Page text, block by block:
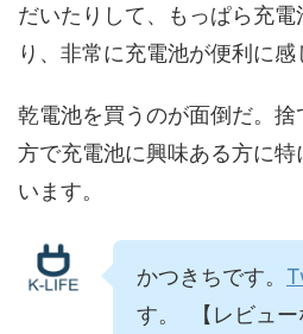
だいたりして、もっぱら充
り、非常に充電池が便利に感
乾電池を買うのが面倒だ。捨
方で充電池に興味ある方に
います。
かつきちです。
す。 【レビュー